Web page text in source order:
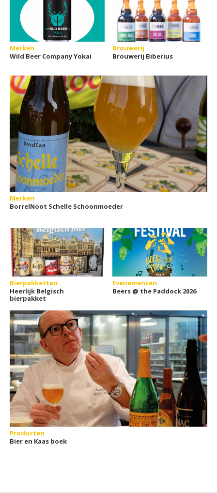
Merken
Wild Beer Company Yokai
Brouwerij
Brouwerij Biberius
Merken
BorrelNoot Schelle Schoonmoeder
Bierpakketten
Heerlijk Belgisch
bierpakket
Evenementen
Beers @ the Paddock 2026
Producten
Bier en Kaas boek